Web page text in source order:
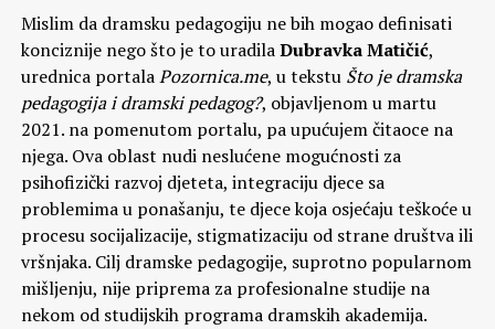
Mislim da dramsku pedagogiju ne bih mogao definisati
konciznije nego što je to uradilaDubravka Matičić,
urednica portalaPozornica.me, u tekstu Što je dramska
pedagogija i dramski pedagog?, objavljenom u martu
2021. na pomenutom portalu, pa upućujem čitaoce na
njega. Ova oblast nudi neslućene mogućnosti za
psihofizički razvoj djeteta, integraciju djece sa
problemima u ponašanju, te djece koja osjećaju teškoće u
procesu socijalizacije, stigmatizaciju od strane društva ili
vršnjaka. Cilj dramske pedagogije, suprotno popularnom
mišljenju, nije priprema za profesionalne studije na
nekom od studijskih programa dramskih akademija.